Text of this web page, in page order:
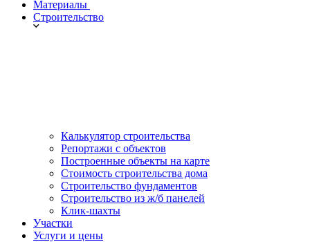
Материалы
Строительство
Калькулятор строительства
Репортажи с объектов
Построенные объекты на карте
Стоимость строительства дома
Строительство фундаментов
Строительство из ж/б панелей
Клик-шахты
Участки
Услуги и цены